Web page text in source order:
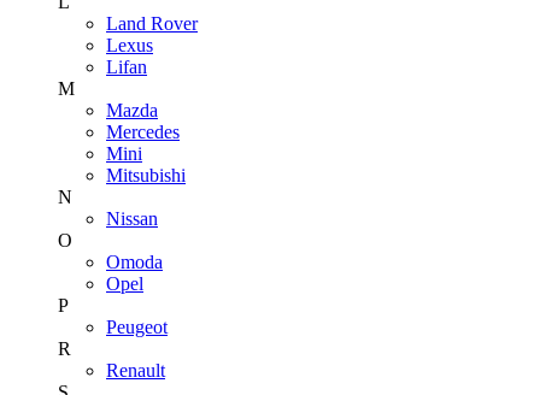
Land Rover
Lexus
Lifan
M
Mazda
Mercedes
Mini
Mitsubishi
N
Nissan
O
Omoda
Opel
P
Peugeot
R
Renault